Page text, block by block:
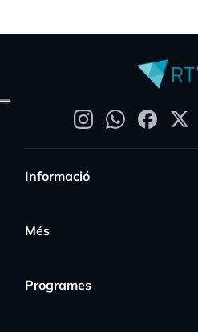
Informació
Més
Programes